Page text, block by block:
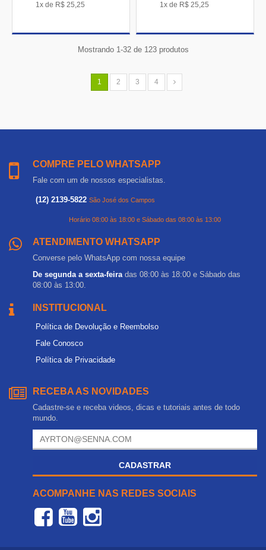
1x de R$ 25,25 1x de R$ 25,25
Mostrando 1-32 de 123 produtos
1 2 3 4
COMPRE PELO WHATSAPP
Fale com um de nossos especialistas.
(12) 2139-5822 São José dos Campos
Horário 08:00 às 18:00 e Sábado das 08:00 às 13:00
ATENDIMENTO WHATSAPP
Converse pelo WhatsApp com nossa equipe
De segunda a sexta-feiradas 08:00 às 18:00 e Sábado das
08:00 às 13:00.
INSTITUCIONAL
Política de Devolução e Reembolso
Fale Conosco
Política de Privacidade
RECEBA AS NOVIDADES
Cadastre-se e receba videos, dicas e tutoriais antes de todo
mundo.
CADASTRAR
ACOMPANHE NAS REDES SOCIAIS